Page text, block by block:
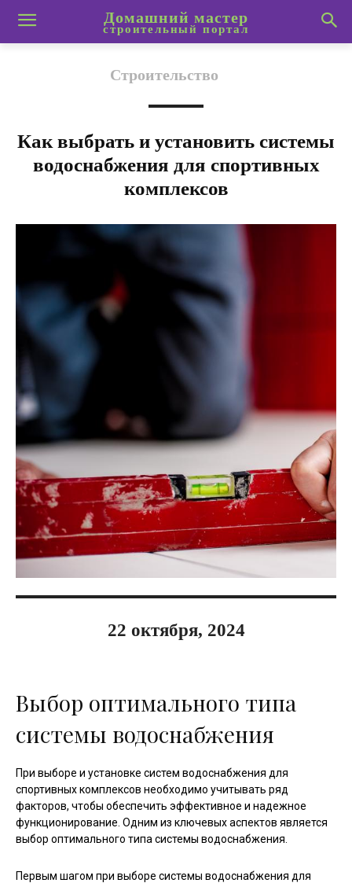
Домашний мастер
строительный портал
Строительство
Как выбрать и установить системы
водоснабжения для спортивных
комплексов
22 октября, 2024
Выбор оптимального типа
системы водоснабжения
При выборе и установке систем водоснабжения для
спортивных комплексов необходимо учитывать ряд
факторов, чтобы обеспечить эффективное и надежное
функционирование. Одним из ключевых аспектов является
выбор оптимального типа системы водоснабжения.
Первым шагом при выборе системы водоснабжения для